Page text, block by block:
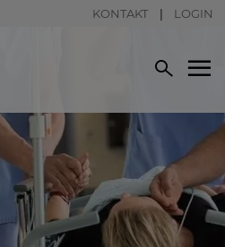
KONTAKT LOGIN